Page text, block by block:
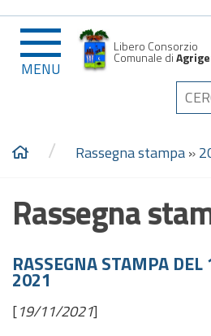
MENU
Libero Consorzio
Comunale di
/ Rassegna stampa»
Rassegna
RASSEGNA STAMPA
2021
[19/11/2021]